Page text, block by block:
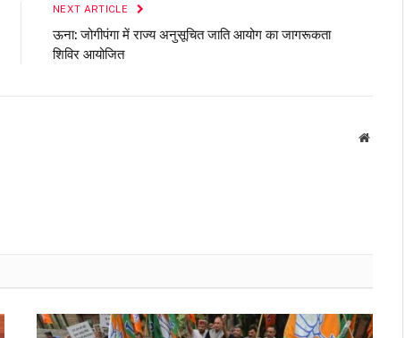
NEXT ARTICLE
ऊना: जोगीपंगा में राज्य अनुसूचित जाति आयोग का जागरूकता
शिविर आयोजित